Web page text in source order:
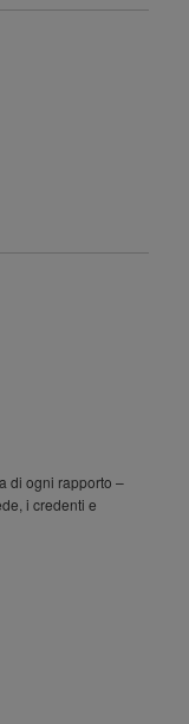
di ogni rapporto –
i credenti e